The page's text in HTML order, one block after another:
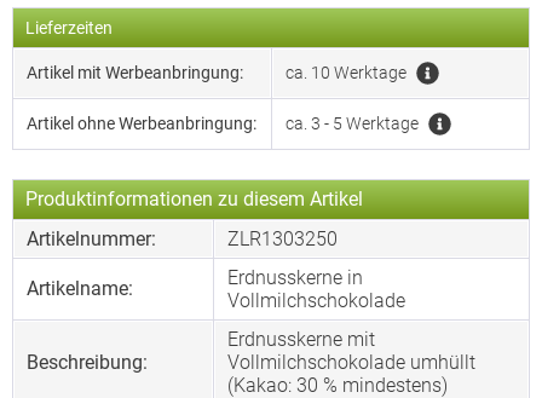
Lieferzeiten
Artikel mit Werbeanbringung: ca. 10 Werktage
Artikel ohne Werbeanbringung: ca. 3 - 5 Werktage
Produktinformationen zu diesem Artikel
Artikelnummer:
ZLR1303250
Artikelname:
Erdnusskerne in
Vollmilchschokolade
Beschreibung:
Erdnusskerne mit
Vollmilchschokolade umhüllt
(Kakao: 30 % mindestens)